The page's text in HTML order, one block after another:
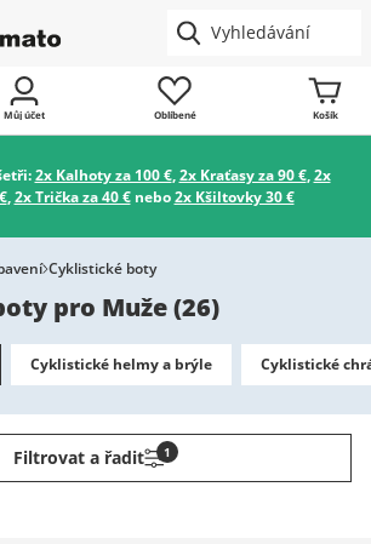
Můj účet Oblíbené Košík
2x Kalhoty za 100 €,2x Kraťasy za 90 €,2x
,2x Trička za 40 €nebo2x Kšiltovky 30 €
Cyklistické boty
pro Muže(26)
Cyklistické helmy a brýle Cyklistické
Filtrovat a řadit 1